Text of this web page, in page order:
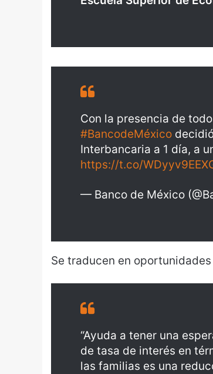
Con la presencia de
#BancodeMéxico
Interbancaria a 1 día, a
https://t.co/
— Banco de México
Se traducen en
“Ayuda a tener una
de tasa de interés en
las familias es una